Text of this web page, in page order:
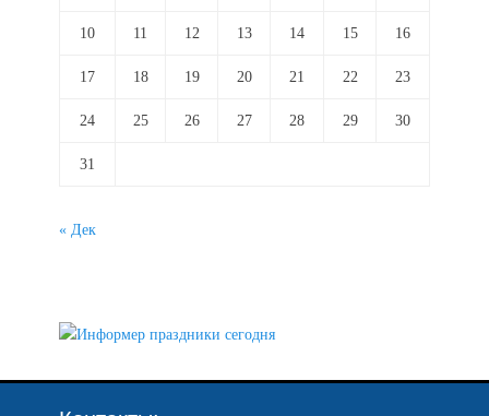
10 11 12 13 14 15 16
17 18 19 20 21 22 23
24 25 26 27 28 29 30
31
« Дек